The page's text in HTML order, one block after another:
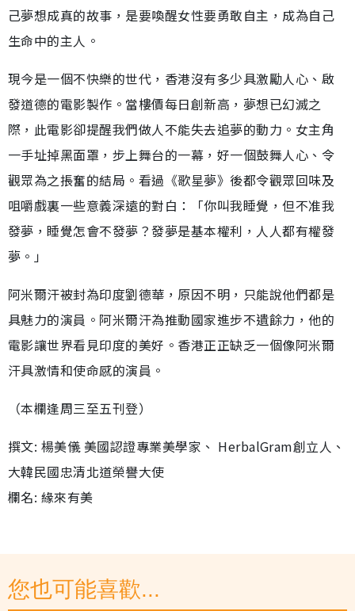
己夢想成真的故事，是要喚醒女性要勇敢自主，成為自己
生命中的主人。
現今是一個不快樂的世代，香港沒有多少具激勵人心、啟
發道德的電影製作。當樓價每日創新高，夢想已幻滅之
際，此電影卻提醒我們做人不能失去追夢的動力。女主角
一手址掉黑面罩，步上舞台的一幕，好一個鼓舞人心、令
觀眾為之掁奮的結局。看過《歌星夢》後都令觀眾回味及
咀嚼戲裏一些意義深遠的對白：「你叫我睡覺，但不准我
發夢，睡覺怎會不發夢？發夢是基本權利，人人都有權發
夢。」
阿米爾汗被封為印度劉德華，原因不明，只能說他們都是
具魅力的演員。阿米爾汗為推動國家進步不遺餘力，他的
電影讓世界看見印度的美好。香港正正缺乏一個像阿米爾
汗具激情和使命感的演員。
（本欄逢周三至五刊登）
撰文: 楊美儀 美國認證專業美學家、 HerbalGram創立人、
大韓民國忠清北道榮譽大使
欄名: 緣來有美
您也可能喜歡...